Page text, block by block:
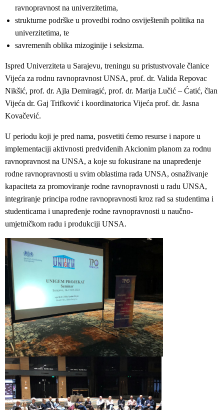
ravnopravnost na univerzitetima,
strukturne podrške u provedbi rodno osviještenih politika na
univerzitetima, te
savremenih oblika mizoginije i seksizma.
Ispred Univerziteta u Sarajevu, treningu su pristustvovale članice
Vijeća za rodnu ravnopravnost UNSA, prof. dr. Valida Repovac
Nikšić, prof. dr. Ajla Demiragić, prof. dr. Marija Lučić – Ćatić, član
Vijeća dr. Gaj Trifković i koordinatorica Vijeća prof. dr. Jasna
Kovačević.
U periodu koji je pred nama, posvetiti ćemo resurse i napore u
implementaciji aktivnosti predviđenih Akcionim planom za rodnu
ravnopravnost na UNSA, a koje su fokusirane na unapređenje
rodne ravnopravnosti u svim oblastima rada UNSA, osnaživanje
kapaciteta za promoviranje rodne ravnopravnosti u radu UNSA,
integriranje principa rodne ravnopravnosti kroz rad sa studentima i
studenticama i unapređenje rodne ravnopravnosti u naučno-
umjetničkom radu i produkciji UNSA.